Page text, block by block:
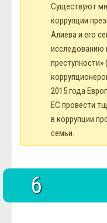
Существуют
коррупции
Алиева и его
исследованию
2015 года
ЕС провести
в коррупции
семьи.
6